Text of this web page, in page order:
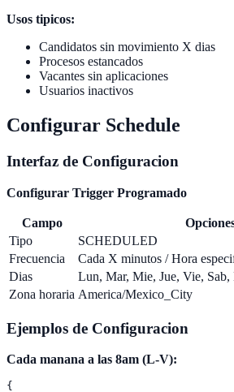
Usos tipicos:
Candidatos sin movimiento X dias
Procesos estancados
Vacantes sin aplicaciones
Usuarios inactivos
Configurar Schedule
Interfaz de Configuracion
Configurar Trigger Programado
Campo
Tipo
SCHEDULED
Frecuencia
Cada X minutos / Hora
Dias
Lun, Mar, Mie, Jue, Vie, Sab,
Zona horaria America/Mexico_City
Ejemplos de Configuracion
Cada manana a las 8am (L-V):
{